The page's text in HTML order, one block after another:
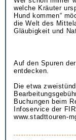
welche Kräuter
Hund kommen“
die Welt des
Gläubigkeit und
Auf den Spuren
entdecken.
Die etwa
Buchungen beim
Infoservice der
www.stadttouren-